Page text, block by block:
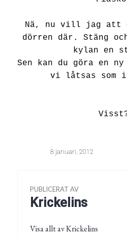
Nä, nu vill jag att
dörren där. Stäng
kylan en
Sen kan du göra en
vi låtsas som
8 januari, 2012
PUBLICERAT AV
Krickelins
Visa allt av Krickelins